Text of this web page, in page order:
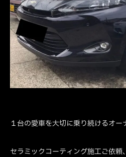
１台の愛車を大切に乗り続けるオー
セラミックコーティング施工ご依頼